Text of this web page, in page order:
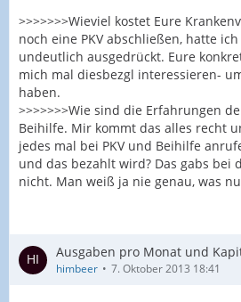
>>>>>>>Wieviel kostet Eure
noch eine PKV abschließen, hatte
undeutlich ausgedrückt. Eure
mich mal diesbezgl interessieren-
haben.
>>>>>>>Wie sind die Erfahrungen
Beihilfe. Mir kommt das alles recht
jedes mal bei PKV und Beihilfe
und das bezahlt wird? Das gabs bei
nicht. Man weiß ja nie genau, was
Ausgaben pro Monat und
himbeer 7. Oktober 2013 18:41